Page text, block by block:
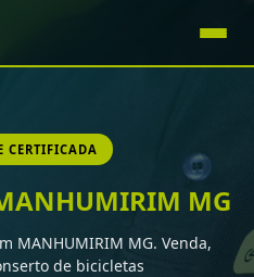
MG
MANHUMIRIM MG. Venda,
de bicicletas